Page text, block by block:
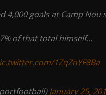
4,000 goals at Camp Nou
of that total himself...
1ZqZnYF8Ba
January 25,